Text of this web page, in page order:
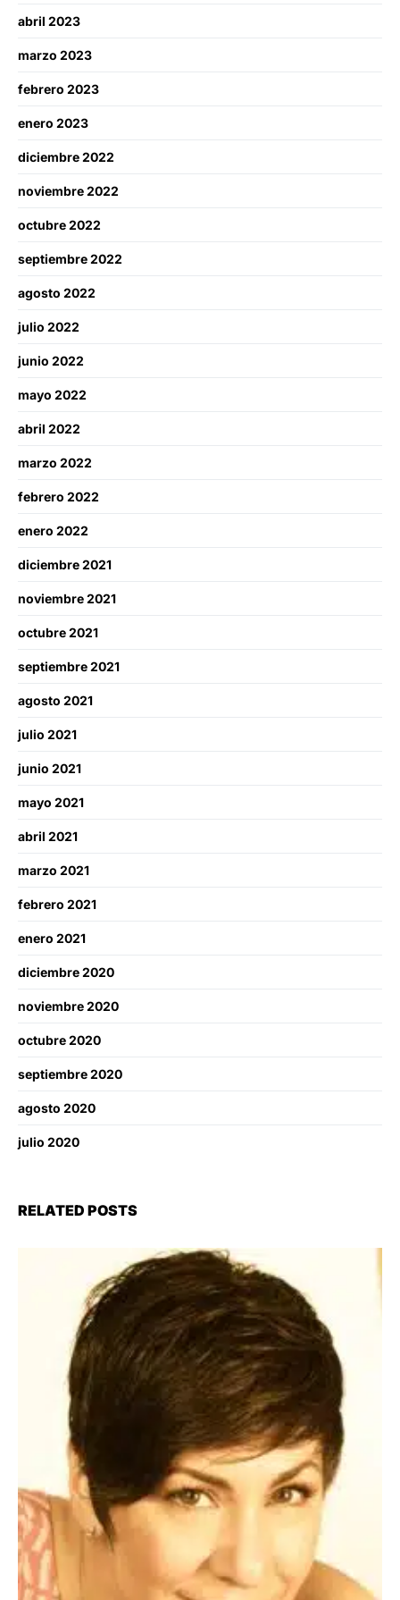
abril 2023
marzo 2023
febrero 2023
enero 2023
diciembre 2022
noviembre 2022
octubre 2022
septiembre 2022
agosto 2022
julio 2022
junio 2022
mayo 2022
abril 2022
marzo 2022
febrero 2022
enero 2022
diciembre 2021
noviembre 2021
octubre 2021
septiembre 2021
agosto 2021
julio 2021
junio 2021
mayo 2021
abril 2021
marzo 2021
febrero 2021
enero 2021
diciembre 2020
noviembre 2020
octubre 2020
septiembre 2020
agosto 2020
julio 2020
RELATED POSTS